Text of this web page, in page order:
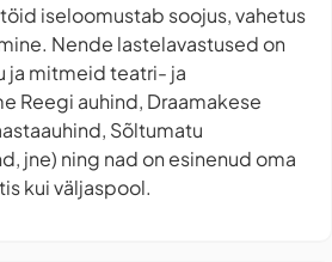
iseloomustab soojus, vahetus
Nende lastelavastused on
ja mitmeid teatri- ja
Reegi auhind, Draamakese
Sõltumatu
jne) ning nad on esinenud oma
kui väljaspool.